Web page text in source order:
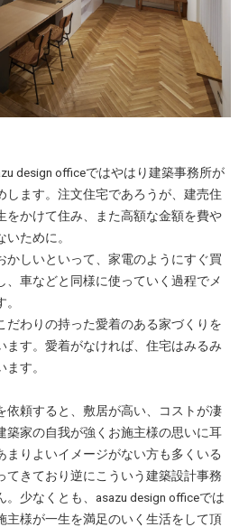
design officeではやはり建築事務所が
します。注文住宅であろうが、建売住
をかけて住み、また高額な金額を費や
ために。
かしいといって、家電のようにすぐ買
、車などと同様に使っていく過程でメ
だわりの持った愛着のある家づくりを
ます。愛着がなければ、住宅はみるみ
す。
依頼すると、敷居が高い、コストが凄
築家の自我が強くお施主様の思いに耳
まりよいイメージがない方も多くいる
てきており逆にこういう建築設計事務
少なくとも、asazu design officeでは
主様が一生を満足のいく生活をして頂